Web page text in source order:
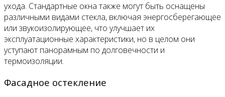
ухода. Стандартные окна также могут быть оснащены
различными видами стекла, включая энергосберегающее
или звукоизолирующее, что улучшает их
эксплуатационные характеристики, но в целом они
уступают панорамным по долговечности и
термоизоляции.
Фасадное остекление